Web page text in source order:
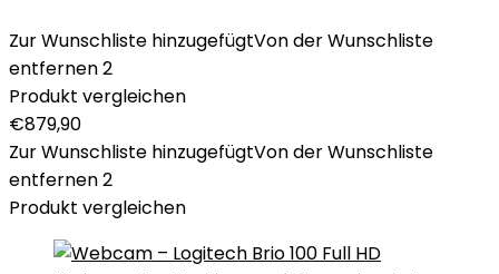
Zur Wunschliste hinzugefügtVon der Wunschliste
entfernen2
Produkt vergleichen
€879,90
Zur Wunschliste hinzugefügtVon der Wunschliste
entfernen2
Produkt vergleichen